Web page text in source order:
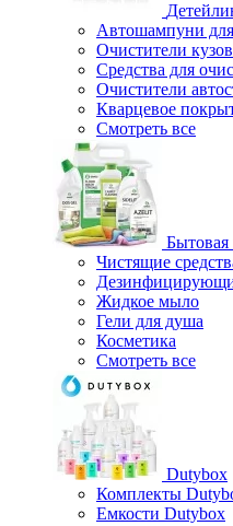
Автошампуни
Очистители
Средства для
Очистители
Кварцевое
Смотреть все
Чистящие
Жидкое мыло
Гели для душа
Косметика
Смотреть все
Dutybox
Комплекты
Емкости Dutybox